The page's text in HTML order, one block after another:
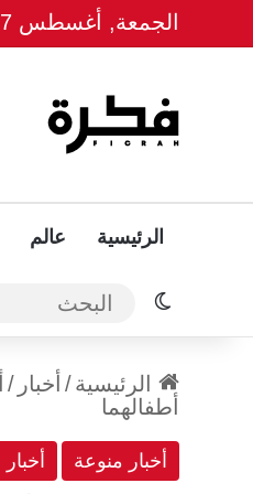
الجمعة, أغسطس 7 2026
الرئيسية عالم
الوضع المظلم
الرئيسية/ أخبار /
أطفالهما
أخبار منوعة أخبار